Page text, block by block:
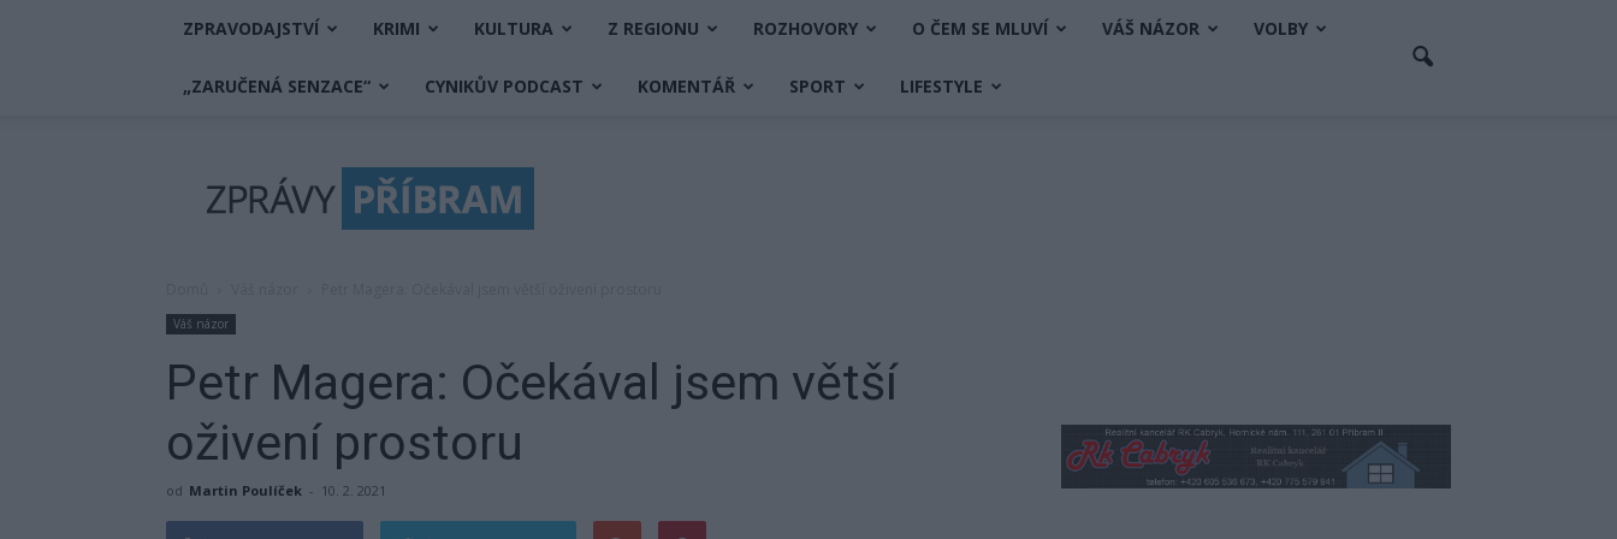
ZPRAVODAJSTVÍ KRIMI KULTURA Z REGIONU ROZHOVORY O ČEM SE MLUVÍ VÁŠ NÁZOR VOLBY
„ZARUČENÁ SENZACE“ CYNIKŮV PODCAST KOMENTÁŘ SPORT LIFESTYLE
Příbram
Váš názor
Petr Magera: Očekával jsem větší
oživení prostoru
od Martin Poulíček - 10. 2. 2021